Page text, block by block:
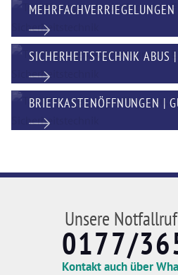
SICHERHEITSTECHNIK ABUS
BRIEFKASTENÖFFNUNGEN |
Unsere
0177/
Kontakt auch über